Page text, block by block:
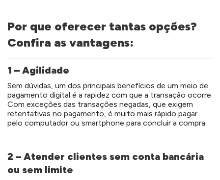
Por que oferecer tantas opções?
Confira as vantagens:
1 – Agilidade
Sem dúvidas, um dos principais benefícios de um meio de
pagamento digital é a rapidez com que a transação ocorre.
Com exceções das transações negadas, que exigem
retentativas no pagamento, é muito mais rápido pagar
pelo computador ou smartphone para concluir a compra.
2 – Atender clientes sem conta bancária
ou sem limite